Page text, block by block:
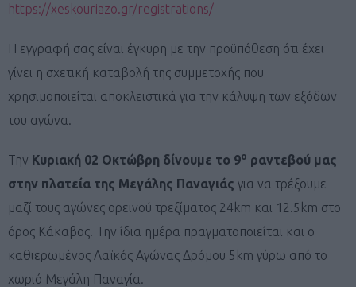
https://xeskouriazo.gr/registrations/
Η εγγραφή σας είναι έγκυρη με την προϋπόθεση ότι έχει
γίνει η σχετική καταβολή της συμμετοχής που
χρησιμοποιείται αποκλειστικά για την κάλυψη των εξόδων
του αγώνα.
Την Κυριακή 02 Οκτώβρη δίνουμε το 9ο ραντεβού μας
στην πλατεία της Μεγάλης Παναγιάς για να τρέξουμε
μαζί τους αγώνες ορεινού τρεξίματος 24km και 12.5km στο
όρος Κάκαβος. Την ίδια ημέρα πραγματοποιείται και ο
καθιερωμένος Λαϊκός Αγώνας Δρόμου 5km γύρω από το
χωριό Μεγάλη Παναγία.